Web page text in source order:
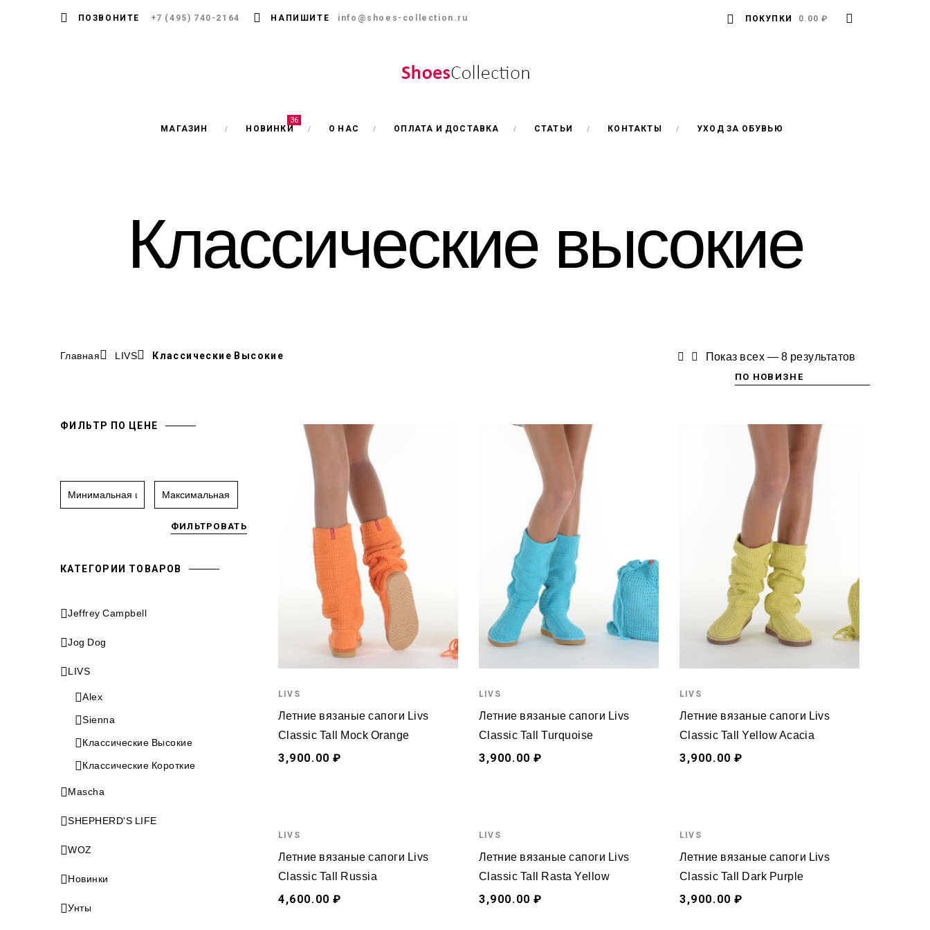
ПОЗВОНИТЕ +7 (495) 740-2164 НАПИШИТЕ info@shoes-collection.ru ПОКУПКИ 0.00 ₽
МАГАЗИН НОВИНКИ
36
О НАС ОПЛАТА И ДОСТАВКА СТАТЬИ КОНТАКТЫ УХОД ЗА ОБУВЬЮ
Классические высокие
Главная LIVS Классические Высокие Показ всех — 8 результатов
LIVS
Летние вязаные сапоги Livs
Classic Tall Mock Orange
3,900.00 ₽
LIVS
Летние вязаные сапоги Livs
Classic Tall Turquoise
3,900.00 ₽
LIVS
Летние вязаные сапоги Livs
Classic Tall Yellow Acacia
3,900.00 ₽
LIVS
Летние вязаные сапоги Livs
Classic Tall Russia
4,600.00 ₽
LIVS
Летние вязаные сапоги Livs
Classic Tall Rasta Yellow
3,900.00 ₽
LIVS
Летние вязаные сапоги Livs
Classic Tall Dark Purple
3,900.00 ₽
ФИЛЬТР ПО ЦЕНЕ
ФИЛЬТРОВАТЬ
КАТЕГОРИИ ТОВАРОВ
Jeffrey Campbell
Jog Dog
LIVS
Alex
Sienna
Классические Высокие
Классические Короткие
Mascha
SHEPHERD'S LIFE
WOZ
Новинки
Унты